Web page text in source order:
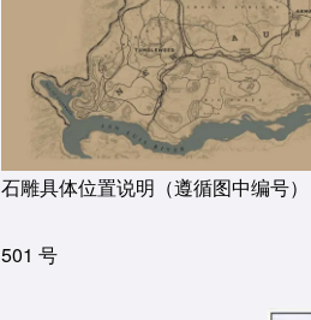
石雕具体位置说明（遵循图中编号）
501 号